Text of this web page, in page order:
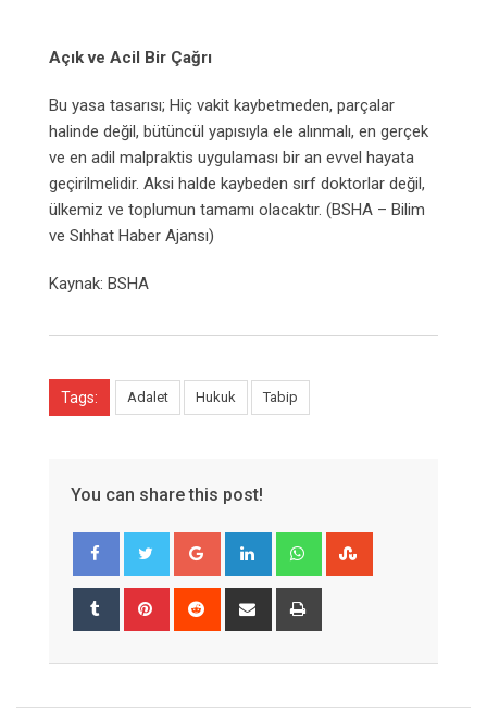
Açık ve Acil Bir Çağrı
Bu yasa tasarısı; Hiç vakit kaybetmeden, parçalar
halinde değil, bütüncül yapısıyla ele alınmalı, en gerçek
ve en adil malpraktis uygulaması bir an evvel hayata
geçirilmelidir. Aksi halde kaybeden sırf doktorlar değil,
ülkemiz ve toplumun tamamı olacaktır. (BSHA – Bilim
ve Sıhhat Haber Ajansı)
Kaynak: BSHA
Tags: Adalet Hukuk Tabip
You can share this post!
Google+ LinkedIn Whatsapp
Tumblr Pinterest Reddit
Share